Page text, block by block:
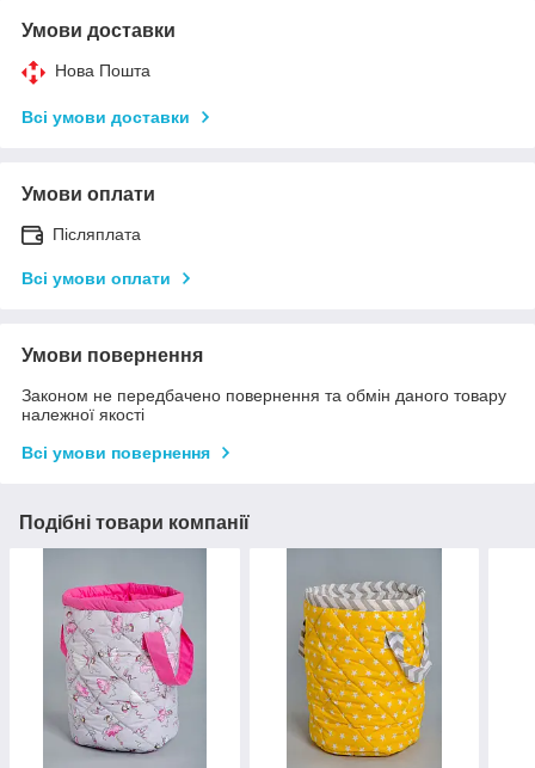
Умови доставки
Нова Пошта
Всі умови доставки
Умови оплати
Післяплата
Всі умови оплати
Умови повернення
Законом не передбачено повернення та обмін даного товару
належної якості
Всі умови повернення
Подібні товари компанії